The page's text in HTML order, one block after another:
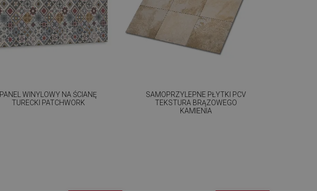
PANEL WINYLOWY NA ŚCIANĘ
TURECKI PATCHWORK
SAMOPRZYLEPNE PŁYTKI PCV
TEKSTURA BRĄZOWEGO
KAMIENIA